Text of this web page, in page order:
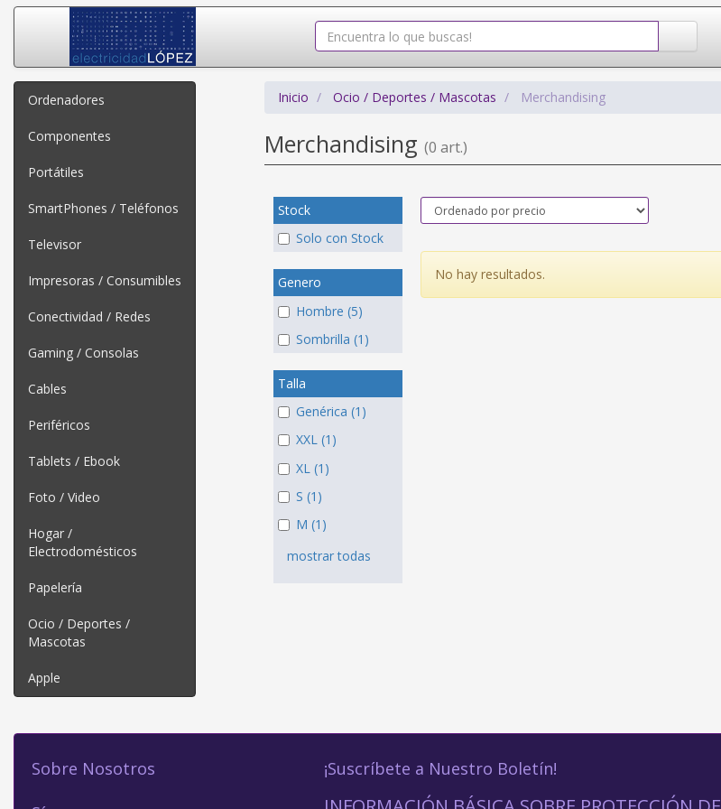
Ordenadores
Componentes
Portátiles
SmartPhones / Teléfonos
Televisor
Impresoras / Consumibles
Conectividad / Redes
Gaming / Consolas
Cables
Periféricos
Tablets / Ebook
Foto / Video
Hogar /
Electrodomésticos
Papelería
Ocio / Deportes /
Mascotas
Apple
Inicio Ocio / Deportes / Mascotas Merchandising
Merchandising (0 art.)
Stock
Solo con Stock
Genero
Hombre (5)
Sombrilla (1)
Talla
Genérica (1)
XXL (1)
XL (1)
S (1)
M (1)
mostrar todas
No hay resultados.
Sobre Nosotros ¡Suscríbete a Nuestro Boletín!